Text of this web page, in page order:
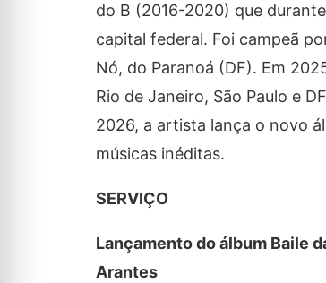
do B (2016-2020) que
capital federal. Foi campeã
Nó, do Paranoá (DF). Em
Rio de Janeiro, São Paulo e
2026, a artista lança o novo
músicas inéditas.
SERVIÇO
Lançamento do álbum Baile
Arantes